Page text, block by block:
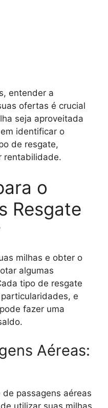
entender a
ofertas é crucial
seja aproveitada
identificar o
de resgate,
rentabilidade.
o
Resgate
milhas e obter o
algumas
tipo de resgate
e
fazer uma
Aéreas:
passagens aéreas
utilizar suas milhas